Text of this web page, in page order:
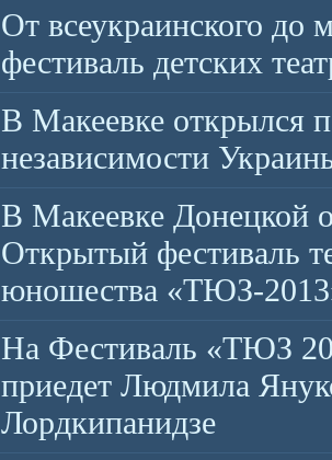
От всеукраинского до
фестиваль детских
В Макеевке открылся
независимости
В Макеевке Донецкой
Открытый фестиваль
юношества «ТЮЗ-
На Фестиваль «ТЮЗ
приедет Людмила
Лордкипанидзе